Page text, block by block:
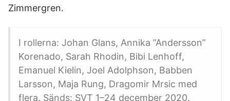
Zimmergren.
I rollerna: Johan Glans, Annika ”Andersson”
Korenado, Sarah Rhodin, Bibi Lenhoff,
Emanuel Kielin, Joel Adolphson, Babben
Larsson, Maja Rung, Dragomir Mrsic med
flera. Sänds: SVT 1–24 december 2020.